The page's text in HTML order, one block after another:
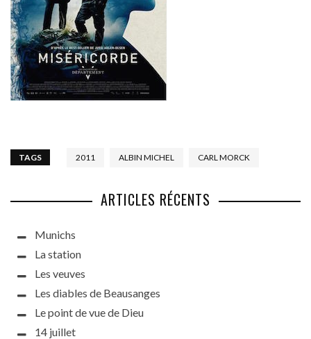
TAGS 2011 ALBIN MICHEL CARL MORCK
ARTICLES RÉCENTS
Munichs
La station
Les veuves
Les diables de Beausanges
Le point de vue de Dieu
14 juillet